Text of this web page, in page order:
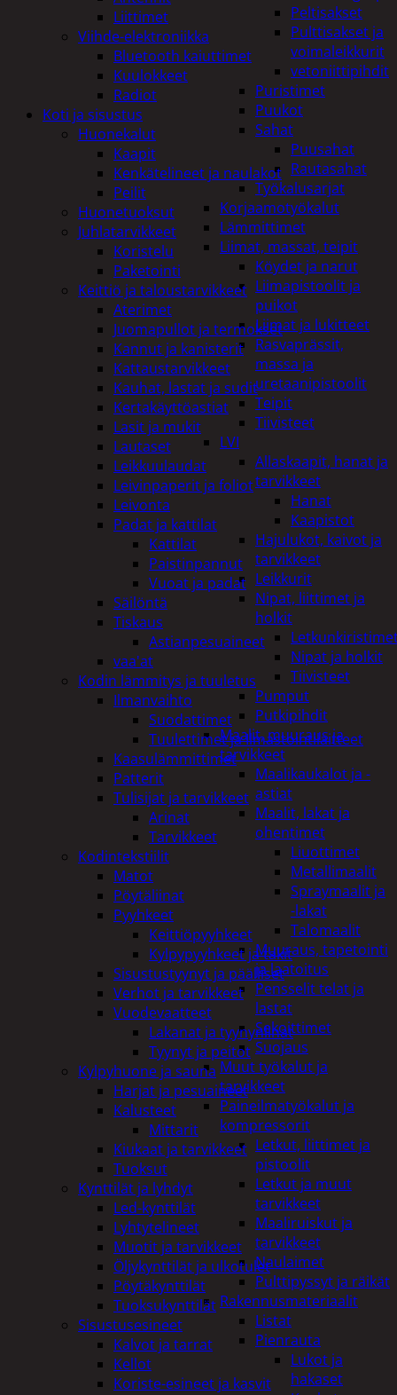
Peltisakset
Pulttisakset ja
voimaleikkurit
vetoniittipihdit
Puristimet
Puukot
Sahat
Puusahat
Rautasahat
Työkalusarjat
Korjaamotyökalut
Lämmittimet
Liimat, massat, teipit
Köydet ja narut
Liimapistoolit ja
puikot
Liimat ja lukitteet
Rasvaprässit,
massa ja
uretaanipistoolit
Teipit
Tiivisteet
LVI
Allaskaapit, hanat ja
tarvikkeet
Hanat
Kaapistot
Hajulukot, kaivot ja
tarvikkeet
Leikkurit
Nipat, liittimet ja
holkit
Nipat ja holkit
Tiivisteet
Pumput
Putkipihdit
Maalit, muuraus ja
tarvikkeet
Maalikaukalot ja -
astiat
Maalit, lakat ja
ohentimet
Liuottimet
Metallimaalit
Spraymaalit ja
-lakat
Talomaalit
Muuraus, tapetointi
ja laatoitus
Pensselit telat ja
lastat
Sekoittimet
Suojaus
Muut työkalut ja
tarvikkeet
Paineilmatyökalut ja
kompressorit
Letkut, liittimet ja
pistoolit
Letkut ja muut
tarvikkeet
Maaliruiskut ja
tarvikkeet
Naulaimet
Pulttipyssyt ja räikät
Rakennusmateriaalit
Listat
Pienrauta
Lukot ja
hakaset
Liittimet
Viihde-elektroniikka
Bluetooth kaiuttimet
Kuulokkeet
Radiot
Koti ja sisustus
Huonekalut
Kaapit
Kenkätelineet ja naulakot
Peilit
Huonetuoksut
Juhlatarvikkeet
Koristelu
Paketointi
Keittiö ja taloustarvikkeet
Aterimet
Juomapullot ja termokset
Kannut ja kanisterit
Kattaustarvikkeet
Kauhat, lastat ja sudit
Kertakäyttöastiat
Lasit ja mukit
Lautaset
Leikkuulaudat
Leivinpaperit ja foliot
Leivonta
Padat ja kattilat
Kattilat
Paistinpannut
Vuoat ja padat
Säilöntä
Tiskaus
Astianpesuaineet
vaa'at
Kodin lämmitys ja tuuletus
Ilmanvaihto
Suodattimet
Tuulettimet ja Ilmastointilaitteet
Kaasulämmittimet
Patterit
Tulisijat ja tarvikkeet
Arinat
Tarvikkeet
Kodintekstiilit
Matot
Pöytäliinat
Pyyhkeet
Keittiöpyyhkeet
Kylpypyyhkeet ja takit
Sisustustyynyt ja päälliset
Verhot ja tarvikkeet
Vuodevaatteet
Lakanat ja tyynynlinat
Tyynyt ja peitot
Kylpyhuone ja sauna
Harjat ja pesuaineet
Kalusteet
Mittarit
Kiukaat ja tarvikkeet
Tuoksut
Kynttilät ja lyhdyt
Led-kynttilät
Lyhtytelineet
Muotit ja tarvikkeet
Öljykynttilät ja ulkotulet
Pöytäkynttilät
Tuoksukynttilät
Sisustusesineet
Kalvot ja tarrat
Kellot
Koriste-esineet ja kasvit